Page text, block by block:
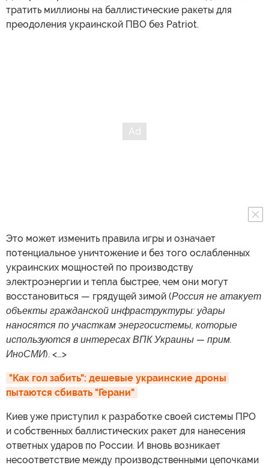
тратить миллионы на баллистические ракеты для
преодоления украинской ПВО без Patriot.
Это может изменить правила игры и означает
потенциальное уничтожение и без того ослабленных
украинских мощностей по производству
электроэнергии и тепла быстрее, чем они могут
восстановиться — грядущей зимой (Россия не атакует
объекты гражданской инфраструктуры: удары
наносятся по участкам энергосистемы, которые
используются в интересах ВПК Украины — прим.
ИноСМИ). <…>
"Как гол забить": дешевые украинские дроны
пытаются сбивать "Герани"
Киев уже приступил к разработке своей системы ПРО
и собственных баллистических ракет для нанесения
ответных ударов по России. И вновь возникает
несоответствие между производственными цепочками